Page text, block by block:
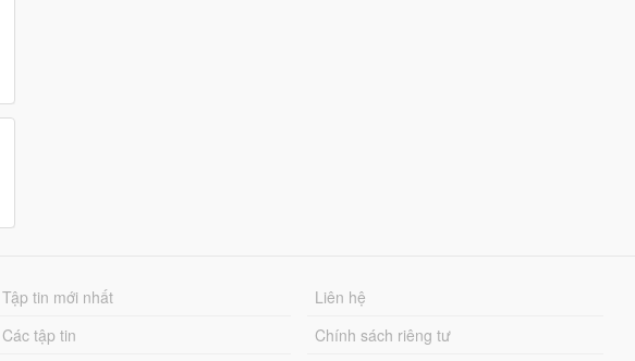
Tập tin mới nhất
Các tập tin
Liên hệ
Chính sách riêng tư